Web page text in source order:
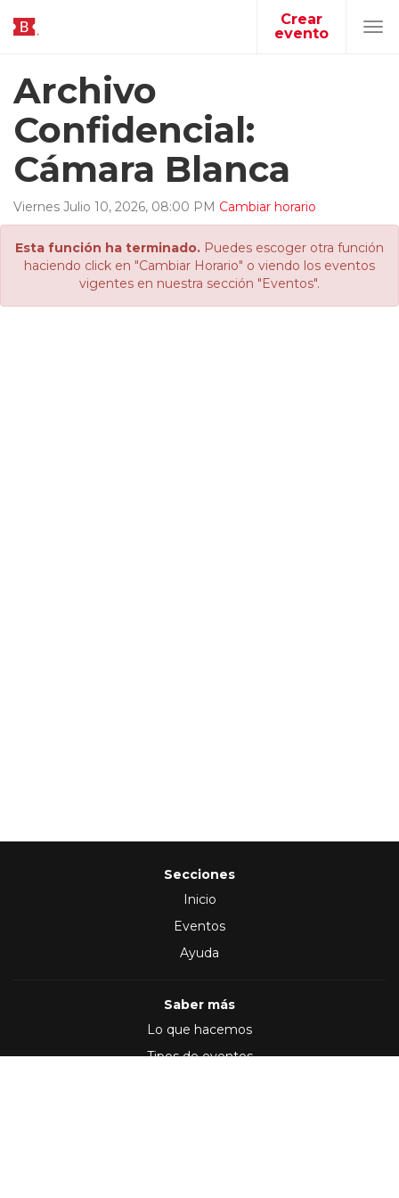
Crear
evento
Archivo
Confidencial:
Cámara Blanca
Viernes Julio 10, 2026, 08:00 PM Cambiar horario
Esta función ha terminado. Puedes escoger otra función
haciendo click en "Cambiar Horario" o viendo los eventos
vigentes en nuestra sección "Eventos".
Secciones
Inicio
Eventos
Ayuda
Saber más
Lo que hacemos
Tipos de eventos